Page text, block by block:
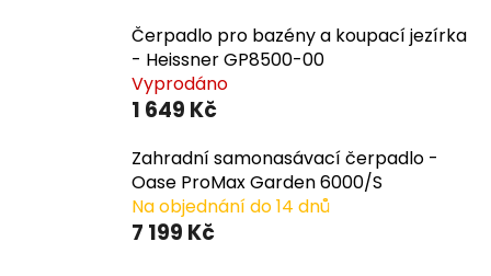
Čerpadlo pro bazény a koupací jezírka
- Heissner GP8500-00
Vyprodáno
1 649 Kč
Zahradní samonasávací čerpadlo -
Oase ProMax Garden 6000/S
Na objednání do 14 dnů
7 199 Kč